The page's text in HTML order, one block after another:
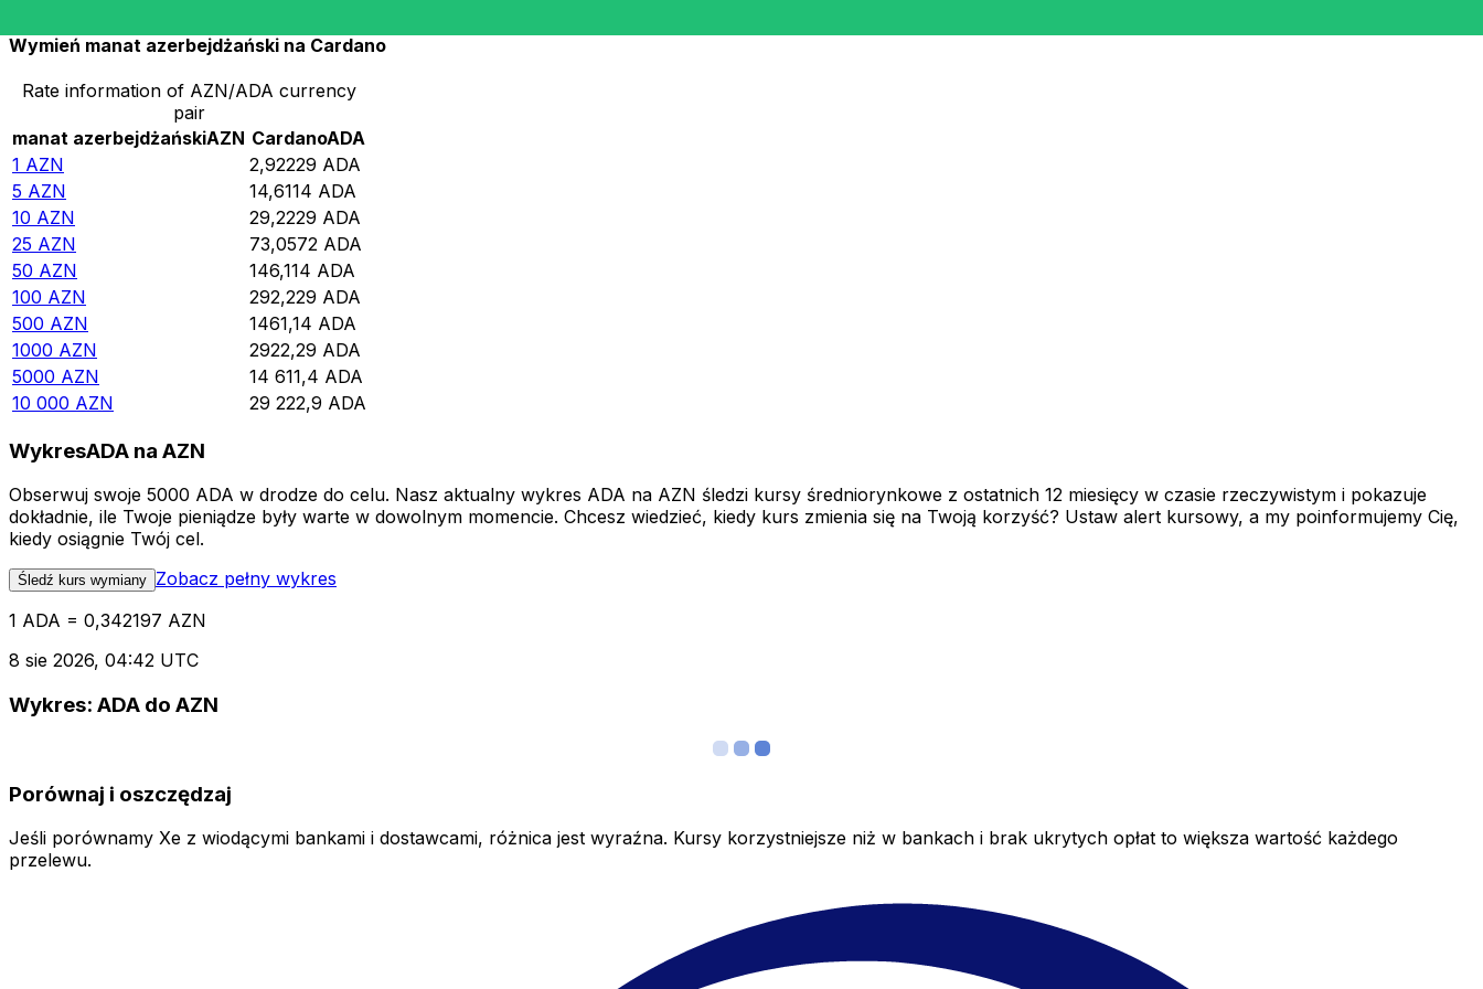
Wymień manat azerbejdżański na Cardano
Rate information of AZN/ADA currency
pair
manat azerbejdżańskiAZN CardanoADA
1 AZN 2,92229 ADA
5 AZN 14,6114 ADA
10 AZN 29,2229 ADA
25 AZN 73,0572 ADA
50 AZN 146,114 ADA
100 AZN 292,229 ADA
500 AZN 1461,14 ADA
1000 AZN 2922,29 ADA
5000 AZN 14 611,4 ADA
10 000 AZN 29 222,9 ADA
WykresADA na AZN
Obserwuj swoje 5000 ADA w drodze do celu. Nasz aktualny wykres ADA na AZN śledzi kursy średniorynkowe z ostatnich 12 miesięcy w czasie rzeczywistym i pokazuje
dokładnie, ile Twoje pieniądze były warte w dowolnym momencie. Chcesz wiedzieć, kiedy kurs zmienia się na Twoją korzyść? Ustaw alert kursowy, a my poinformujemy Cię,
kiedy osiągnie Twój cel.
Śledź kurs wymiany Zobacz pełny wykres
1 ADA = 0,342197 AZN
8 sie 2026, 04:42 UTC
Wykres: ADA do AZN
Porównaj i oszczędzaj
Jeśli porównamy Xe z wiodącymi bankami i dostawcami, różnica jest wyraźna. Kursy korzystniejsze niż w bankach i brak ukrytych opłat to większa wartość każdego
przelewu.